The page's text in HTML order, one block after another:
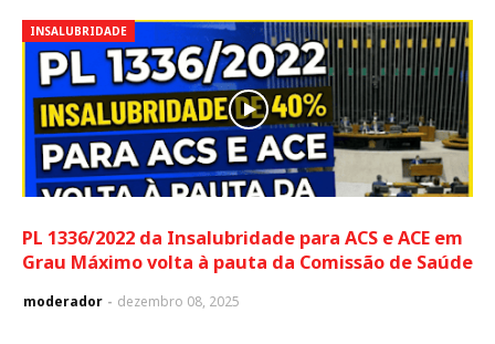
INSALUBRIDADE
PL 1336/2022 da Insalubridade para ACS e ACE em
Grau Máximo volta à pauta da Comissão de Saúde
moderador dezembro 08, 2025